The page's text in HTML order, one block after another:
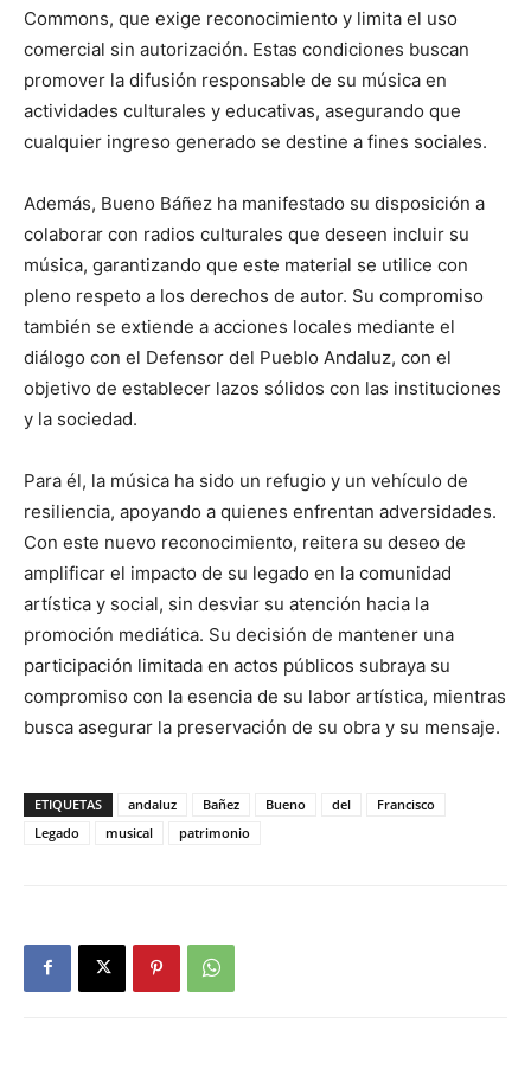
Commons, que exige reconocimiento y limita el uso
comercial sin autorización. Estas condiciones buscan
promover la difusión responsable de su música en
actividades culturales y educativas, asegurando que
cualquier ingreso generado se destine a fines sociales.
Además, Bueno Báñez ha manifestado su disposición a
colaborar con radios culturales que deseen incluir su
música, garantizando que este material se utilice con
pleno respeto a los derechos de autor. Su compromiso
también se extiende a acciones locales mediante el
diálogo con el Defensor del Pueblo Andaluz, con el
objetivo de establecer lazos sólidos con las instituciones
y la sociedad.
Para él, la música ha sido un refugio y un vehículo de
resiliencia, apoyando a quienes enfrentan adversidades.
Con este nuevo reconocimiento, reitera su deseo de
amplificar el impacto de su legado en la comunidad
artística y social, sin desviar su atención hacia la
promoción mediática. Su decisión de mantener una
participación limitada en actos públicos subraya su
compromiso con la esencia de su labor artística, mientras
busca asegurar la preservación de su obra y su mensaje.
ETIQUETAS andaluz Bañez Bueno del
Francisco
Legado
musical patrimonio